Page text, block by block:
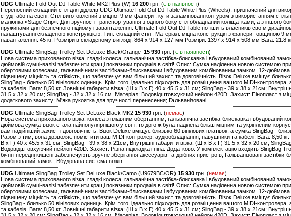
UDG Ultimate Fold Out DJ Table White MK2 Plus (W) 16 200 грн. (є в наявності)
Переносний складний стіл для діджеїв UDG Ultimate Fold Out DJ Table White Plus (Wheels), призначений для
студії або на сцені. Стіл виготовлений з міцної 9 мм фанери , кути заламіновані контуром з використанням
малюнка «Stage Grip». Для зручності транспортування з одного боку стіл обладнаний коліщатками, а з іншого
пружинами для безпечного підйому і завантаження. Ultimate Fold Out DJ Table потішить власників своїм
налаштуванні складеною конструкцією. Тип: складний стіл . Матеріал: міцна конструкція з фанери товщиною 9
навантаження: 45 кг. Розміри в складеному вигляді: 864 x 914 x 127 мм Розміри: 1397 x 914 x 508 мм Вага: 21.8
UDG Ultimate SlingBag Trolley Set DeLuxe Black/Orange 15 930 грн. (є в наявності)
Нова система прихованого візка, гладкі колеса, гальванічна застібка-блискавка і вбудований комбінований
дюймовій сумці-валізі забезпечити кращі показники продажів в світі! Опис: Сумка наділенна новою системою
обертовими колесами, гальванічними застібками-блискавками і вбудованим комбінованим замком. 12-дюймова
підвищену міцність та стійкість, що забезпечує вам більший захист та довговічність. Візок Deluxe вміщує
SlingBag - близько 50 вінілових одиниць. Крім того, ідеально підходить для розміщення вашого MIDI-контролера,
та кабелів. Вага: 8,50 кг. Зовнішні габарити візка: (Ш х В х Г) 40 x 45.5 x 31 см; SlingBag - 39 x 38 x 21см;
31.5 x 32 x 20 см; SlingBag - 32 x 32 x 16 см. Матеріал: Водовідштовхуючий нейлон 420D. Захист: Пінопласт з
додаткового захисту; М'яка рукоятка для зручності перенесення; Гальванізовані
UDG Ultimate SlingBag Trolley Set DeLuxe Black MK2 15 930 грн. (немає)
Нова система прихованого візка, колеса з плавним обертанням, гальванічна застібка-блискавка і вбудований
дюймова сумка-візок стала найпопулярнішою у світі, то дого ж була наділена більш міцним та укріпленим
вам надійніший захист і довговічність. Візок Deluxe вміщує близько 60 вінілових платівок, а сумка SlingBag -
Разом з тим, вона дозволяє помістити ваш MIDI-контролер, аудіообладнання, навушники та кабелі. Вага: 8,50 кг.
В х Г) 40 x 45.5 x 31 см; SlingBag - 39 x 38 x 21см; Внутрішні габарити візка: (Ш х В х Г) 31.5 x 32 x 20 см;
Водовідштовхуючий нейлон 420D. Захист: Різна підкладка і піна. Додатково: У комплектацію входить SlingBag
бічні і передні кишені забезпечують зручне зберігання аксесуарів та дрібних пристроїв; Гальванізовані застібки-
комбінований замок.; Вбудована система візків.
UDG Ultimate SlingBag Trolley Set DeLuxe Black/Camo (U9679BC/OR) 15 930 грн. (немає)
Нова система прихованого візка, гладкі колеса, гальванічна застібка-блискавка і вбудований комбінований
дюймовій сумці-валізі забезпечити кращі показники продажів в світі! Опис: Сумка наділенна новою системою
обертовими колесами, гальванічними застібками-блискавками і вбудованим комбінованим замком. 12-дюймова
підвищену міцність та стійкість, що забезпечує вам більший захист та довговічність. Візок Deluxe вміщує
SlingBag - близько 50 вінілових одиниць. Крім того, ідеально підходить для розміщення вашого MIDI-контролера,
та кабелів. Вага: 8,50 кг. Зовнішні габарити візка: (Ш х В х Г) 40 x 45.5 x 31 см; SlingBag - 39 x 38 x 21см;